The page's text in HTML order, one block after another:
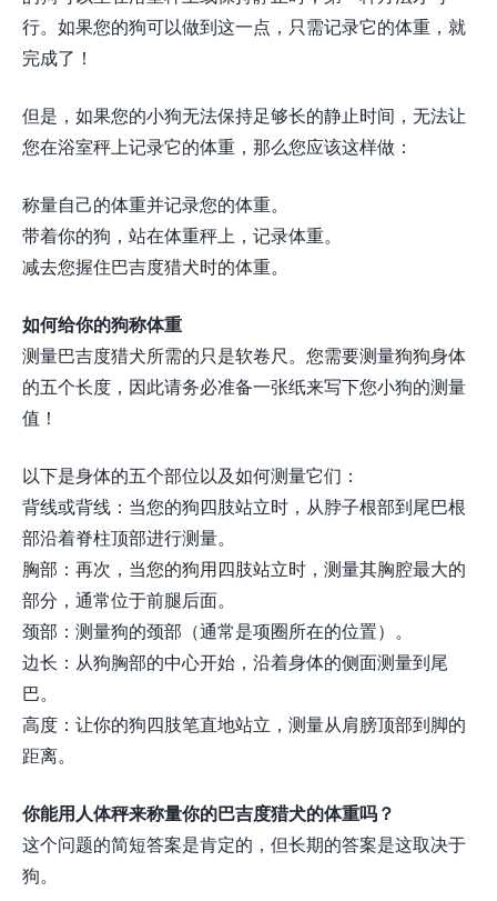
行。如果您的狗可以做到这一点，只需记录它的体重，就
完成了！
但是，如果您的小狗无法保持足够长的静止时间，无法让
您在浴室秤上记录它的体重，那么您应该这样做：
称量自己的体重并记录您的体重。
带着你的狗，站在体重秤上，记录体重。
减去您握住巴吉度猎犬时的体重。
如何给你的狗称体重
测量巴吉度猎犬所需的只是软卷尺。您需要测量狗狗身体
的五个长度，因此请务必准备一张纸来写下您小狗的测量
值！
以下是身体的五个部位以及如何测量它们：
背线或背线：当您的狗四肢站立时，从脖子根部到尾巴根
部沿着脊柱顶部进行测量。
胸部：再次，当您的狗用四肢站立时，测量其胸腔最大的
部分，通常位于前腿后面。
颈部：测量狗的颈部（通常是项圈所在的位置）。
边长：从狗胸部的中心开始，沿着身体的侧面测量到尾
巴。
高度：让你的狗四肢笔直地站立，测量从肩膀顶部到脚的
距离。
你能用人体秤来称量你的巴吉度猎犬的体重吗？
这个问题的简短答案是肯定的，但长期的答案是这取决于
狗。